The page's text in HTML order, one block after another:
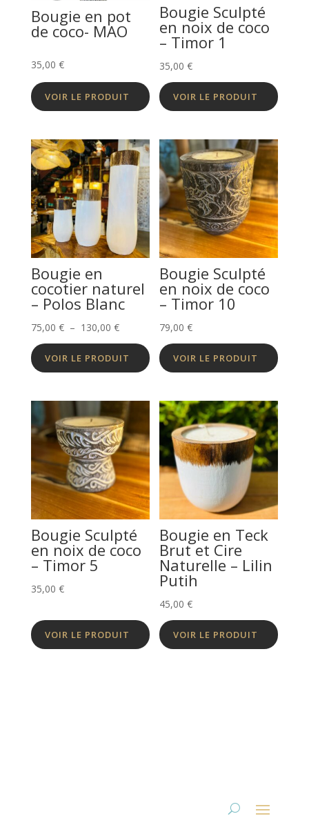
Bougie en pot
de coco- MAO
35,00 €
VOIR LE PRODUIT
Bougie Sculpté
en noix de coco
– Timor 1
35,00€
VOIR LE PRODUIT
Bougie en
cocotier naturel
– Polos Blanc
75,00 € – 130,00 €Plage
de
prix :
à
130,00 €
VOIR LE PRODUIT
Bougie Sculpté
en noix de coco
– Timor 10
79,00€
VOIR LE PRODUIT
Bougie Sculpté
en noix de coco
– Timor 5
35,00 €
VOIR LE PRODUIT
Bougie en Teck
Brut et Cire
Naturelle – Lilin
Putih
45,00€
VOIR LE PRODUIT